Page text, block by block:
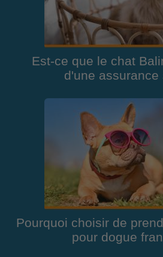
Est-ce que le chat
d'une assurance
Pourquoi choisir de
pour dogue